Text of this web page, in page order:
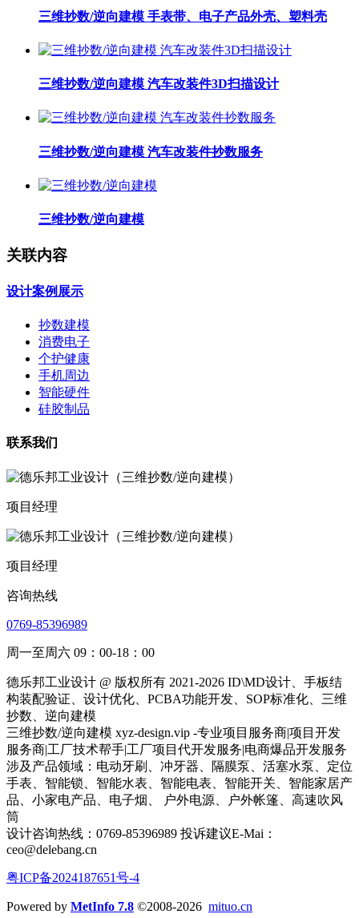
三维抄数/逆向建模 手表带、电子产品外壳、塑料壳
三维抄数/逆向建模 汽车改装件3D扫描设计
三维抄数/逆向建模 汽车改装件抄数服务
三维抄数/逆向建模
关联内容
设计案例展示
抄数建模
消费电子
个护健康
手机周边
智能硬件
硅胶制品
联系我们
项目经理
项目经理
咨询热线
0769-85396989
周一至周六 09：00-18：00
德乐邦工业设计 @ 版权所有 2021-2026 ID\MD设计、手板结
构装配验证、设计优化、PCBA功能开发、SOP标准化、三维
抄数、逆向建模
三维抄数/逆向建模 xyz-design.vip -专业项目服务商|项目开发
服务商|工厂技术帮手|工厂项目代开发服务|电商爆品开发服务
涉及产品领域：电动牙刷、冲牙器、隔膜泵、活塞水泵、定位
手表、智能锁、智能水表、智能电表、智能开关、智能家居产
品、小家电产品、电子烟、 户外电源、户外帐篷、高速吹风
筒
设计咨询热线：0769-85396989 投诉建议E-Mai：
ceo@delebang.cn
粤ICP备2024187651号-4
Powered by MetInfo 7.8 ©2008-2026 mituo.cn